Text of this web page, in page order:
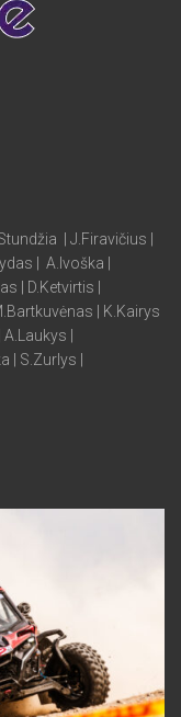
| J.Firavičius |
| A.Ivoška |
| D.Ketvirtis |
| K.Kairys
|
| S.Zurlys |